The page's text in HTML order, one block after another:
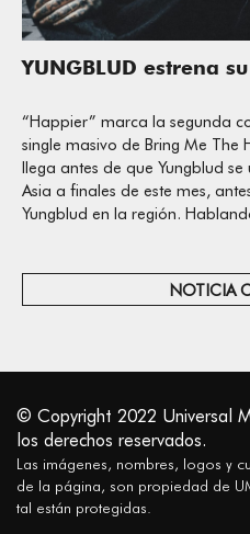
YUNGBLUD estrena
“Happier” marca la segunda
single masivo de Bring Me The
llega antes de que Yungblud
Asia a finales de este mes,
Yungblud en la región.
NOTICIA
© Copyright 2022 Universal
los derechos reservados.
Las imágenes, nombres, logos y
de la página, son propiedad de
tal están protegidas.